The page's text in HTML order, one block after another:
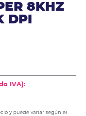
8KHZ
DPI
IVA):
y puede variar según el